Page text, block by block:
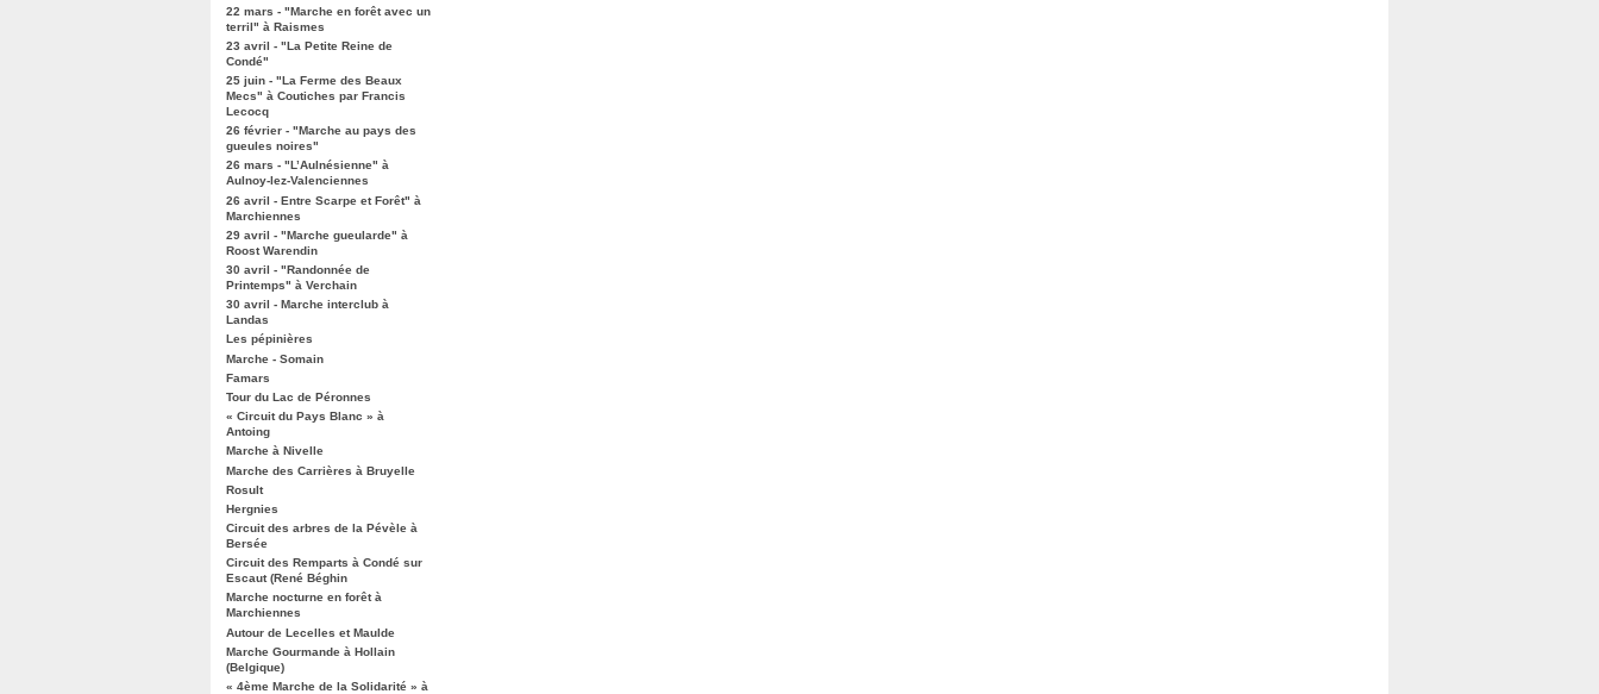
22 mars - "Marche en forêt avec un
terril" à Raismes
23 avril - "La Petite Reine de
Condé"
25 juin - "La Ferme des Beaux
Mecs" à Coutiches par Francis
Lecocq
26 février - "Marche au pays des
gueules noires"
26 mars - "L’Aulnésienne" à
Aulnoy-lez-Valenciennes
26 avril - Entre Scarpe et Forêt" à
Marchiennes
29 avril - "Marche gueularde" à
Roost Warendin
30 avril - "Randonnée de
Printemps" à Verchain
30 avril - Marche interclub à
Landas
Les pépinières
Marche - Somain
Famars
Tour du Lac de Péronnes
« Circuit du Pays Blanc » à
Antoing
Marche à Nivelle
Marche des Carrières à Bruyelle
Rosult
Hergnies
Circuit des arbres de la Pévèle à
Bersée
Circuit des Remparts à Condé sur
Escaut (René Béghin
Marche nocturne en forêt à
Marchiennes
Autour de Lecelles et Maulde
Marche Gourmande à Hollain
(Belgique)
« 4ème Marche de la Solidarité » à